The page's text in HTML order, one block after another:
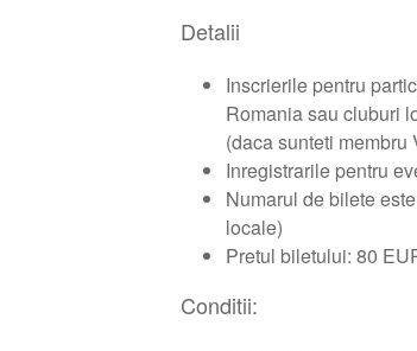
Detalii
Inscrierile pentru
Romania sau cluburi
(daca sunteti
Inregistrarile pentru
Numarul de bilete
locale)
Pretul biletului: 80
Conditii: